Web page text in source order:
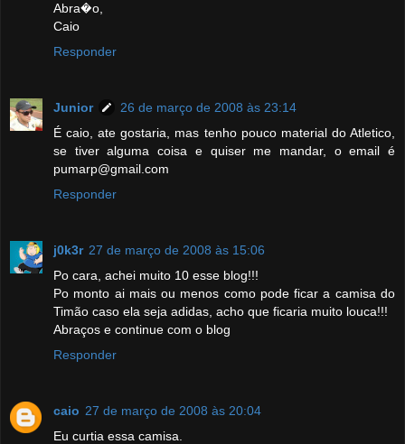
Abra�o,
Caio
Responder
Junior
26 de março de 2008 às 23:14
É caio, ate gostaria, mas tenho pouco material do Atletico,
se tiver alguma coisa e quiser me mandar, o email é
pumarp@gmail.com
Responder
j0k3r 27 de março de 2008 às 15:06
Po cara, achei muito 10 esse blog!!!
Po monto ai mais ou menos como pode ficar a camisa do
Timão caso ela seja adidas, acho que ficaria muito louca!!!
Abraços e continue com o blog
Responder
caio 27 de março de 2008 às 20:04
Eu curtia essa camisa.